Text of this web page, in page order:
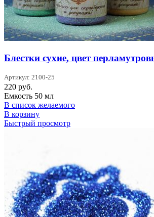
Блестки сухие, цвет
Артикул: 2100-25
220 руб.
Емкость 50 мл
В список желаемого
В корзину
Быстрый просмотр